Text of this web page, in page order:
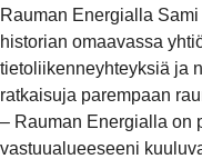
Rauman Energialla
historian omaavassa
tietoliikenneyhteyksiä ja
ratkaisuja parempaan
– Rauman Energialla on
vastuualueeseeni